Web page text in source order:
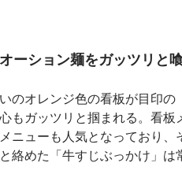
ーション麺をガッツリと
のオレンジ色の看板が目印
もガッツリと掴まれる。看
ニューも人気となっており
絡めた「牛すじぶっかけ」は